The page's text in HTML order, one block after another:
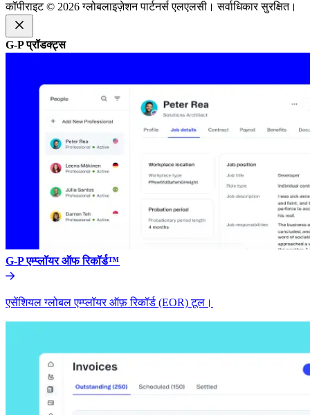
कॉपीराइट © 2026 ग्लोबलाइज़ेशन पार्टनर्स एलएलसी। सर्वाधिकार सुरक्षित।​​
G-P प्रॉडक्ट्स​​
G-P एम्प्लॉयर ऑफ रिकॉर्ड™​​
एसेंशियल ग्लोबल एम्प्लॉयर ऑफ़ रिकॉर्ड (EOR) टूल।​​